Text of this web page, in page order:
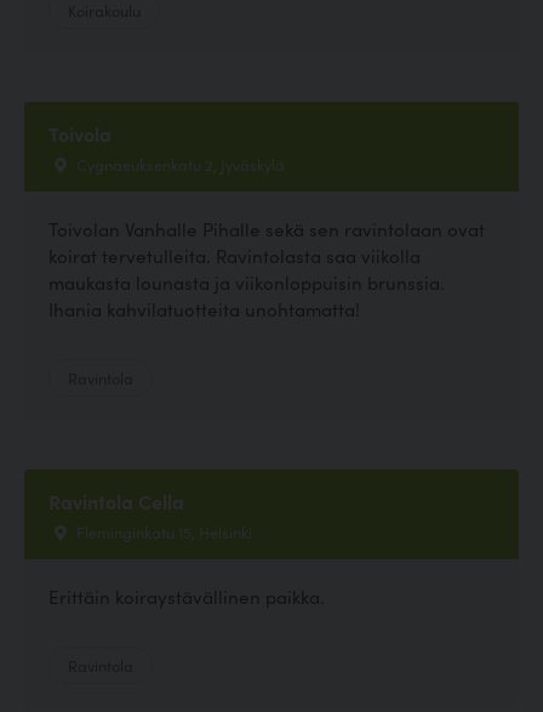
Toivola
Cygnaeuksenkatu 2, Jyväskylä
Toivolan Vanhalle Pihalle sekä sen ravintolaan ovat
koirat tervetulleita. Ravintolasta saa viikolla
maukasta lounasta ja viikonloppuisin brunssia.
Ihania kahvilatuotteita unohtamatta!
Ravintola Cella
Fleminginkatu 15, Helsinki
Erittäin koiraystävällinen paikka.